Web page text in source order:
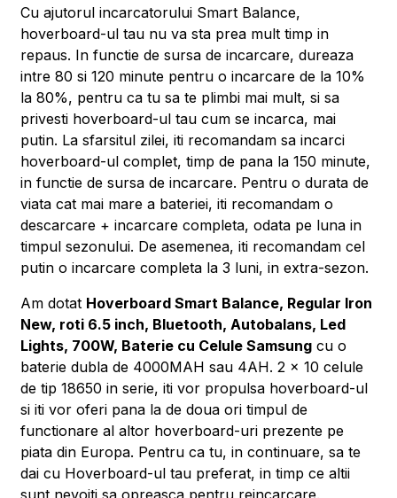
Cu ajutorul incarcatorului Smart Balance,
hoverboard-ul tau nu va sta prea mult timp in
repaus. In functie de sursa de incarcare, dureaza
intre 80 si 120 minute pentru o incarcare de la 10%
la 80%, pentru ca tu sa te plimbi mai mult, si sa
privesti hoverboard-ul tau cum se incarca, mai
putin. La sfarsitul zilei, iti recomandam sa incarci
hoverboard-ul complet, timp de pana la 150 minute,
in functie de sursa de incarcare. Pentru o durata de
viata cat mai mare a bateriei, iti recomandam o
descarcare + incarcare completa, odata pe luna in
timpul sezonului. De asemenea, iti recomandam cel
putin o incarcare completa la 3 luni, in extra-sezon.
Am dotat Hoverboard Smart Balance, Regular Iron
New, roti 6.5 inch, Bluetooth, Autobalans, Led
Lights, 700W, Baterie cu Celule Samsung cu o
baterie dubla de 4000MAH sau 4AH. 2 x 10 celule
de tip 18650 in serie, iti vor propulsa hoverboard-ul
si iti vor oferi pana la de doua ori timpul de
functionare al altor hoverboard-uri prezente pe
piata din Europa. Pentru ca tu, in continuare, sa te
dai cu Hoverboard-ul tau preferat, in timp ce altii
sunt nevoiti sa opreasca pentru reincarcare.